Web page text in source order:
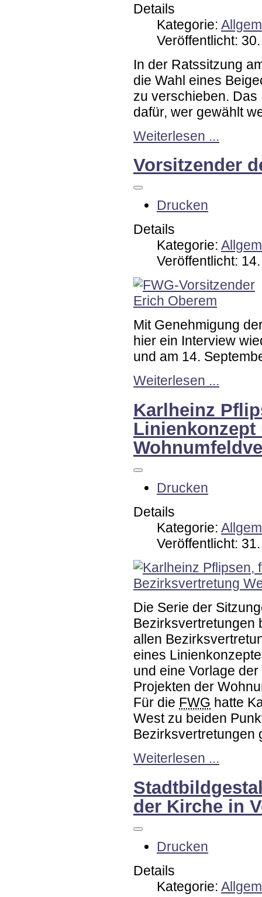
Details
Kategorie:
Veröffentlicht:
In der Ratssitzung
die Wahl eines
zu verschieben.
dafür, wer gewählt
Weiterlesen ...
Vorsitzender
Drucken
Details
Kategorie:
Veröffentlicht:
Mit Genehmigung
hier ein Interview
und am 14.
Weiterlesen ...
Karlheinz
Linienkonzept
Drucken
Details
Kategorie:
Veröffentlicht:
Die Serie der
Bezirksvertretungen
allen
eines
und eine Vorlage
Projekten der
Für die FWG hatte
West zu beiden
Bezirksvertretungen
Weiterlesen ...
der Kirche in
Drucken
Details
Kategorie: